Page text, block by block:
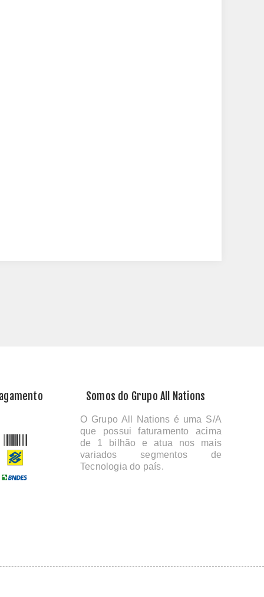
Somos do Grupo All Nations
O Grupo All Nations é uma S/A
que possui faturamento acima
de 1 bilhão e atua nos mais
variados segmentos de
Tecnologia do país.